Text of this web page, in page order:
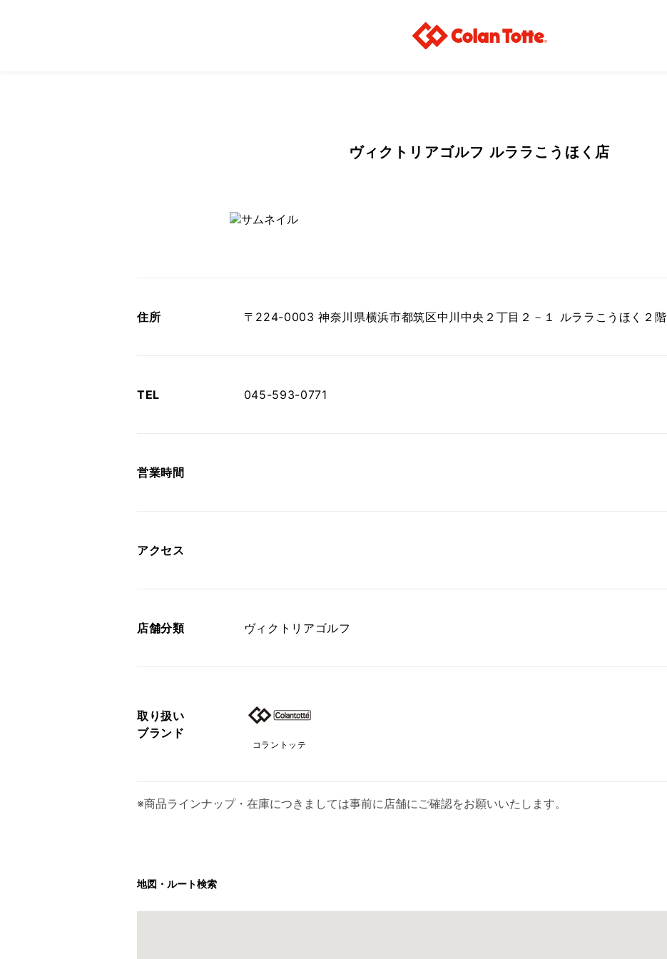
ヴィクトリアゴルフ ルララこうほく店
住所 〒224-0003 神奈川県横浜市都筑区中川中央２丁目２－１ ルララこうほく２階
TEL 045-593-0771
営業時間
アクセス
店舗分類 ヴィクトリアゴルフ
取り扱い
ブランド
コラントッテ
※商品ラインナップ・在庫につきましては事前に店舗にご確認をお願いいたします。
地図・ルート検索